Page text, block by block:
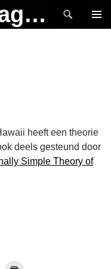
MAD Media Magazine
heeft een theorie
deels gesteund door
Simple Theory of